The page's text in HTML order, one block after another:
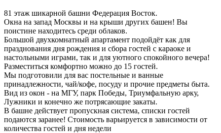
81 этаж шикарной башни Федерация Восток.
Окна на запад Москвы и на крыши других башен! Вы
поистине находитесь среди облаков.
Большой двухкомнатный апартамент подойдёт как для
празднования дня рождения и сбора гостей с караоке и
настольными играми, так и для уютного спокойного вечера!
Разместиться комфортно можно до 15 гостей.
Мы подготовили для вас постельные и ванные
принадлежности, чай/кофе, посуду и прочие предметы быта.
Вид из окон - на МГУ, парк Победы, Триумфальную арку,
Лужники и конечно же потрясающие закаты.
В башне действует пропускная система, списки гостей
подаются заранее! Стоимость варьируется в зависимости от
количества гостей и дня недели